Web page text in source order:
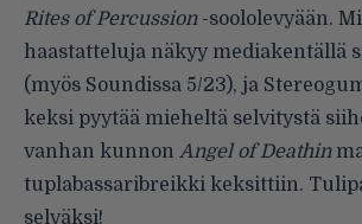
Rites of Percussion-soololevyään.
haastatteluja näkyy mediakentällä
(myös Soundissa 5/23), ja
keksi pyytää mieheltä selvitystä
vanhan kunnon Angel of Deathin
tuplabassaribreikki keksittiin.
selväksi!